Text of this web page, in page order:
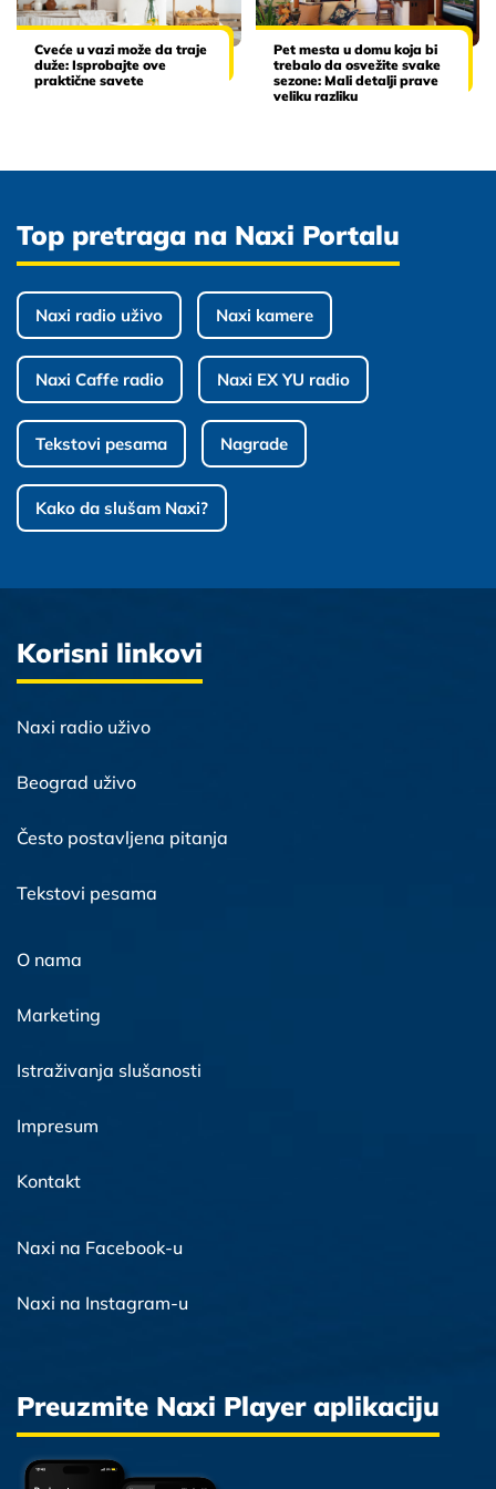
Cveće u vazi može da traje
duže: Isprobajte ove
praktične savete
Pet mesta u domu koja bi
trebalo da osvežite svake
sezone: Mali detalji prave
veliku razliku
Top pretraga na Naxi Portalu
Naxi radio uživo Naxi kamere
Naxi Caffe radio Naxi EX YU radio
Tekstovi pesama Nagrade
Kako da slušam Naxi?
Korisni linkovi
Naxi radio uživo
Beograd uživo
Često postavljena pitanja
Tekstovi pesama
O nama
Marketing
Istraživanja slušanosti
Impresum
Kontakt
Naxi na Facebook-u
Naxi na Instagram-u
Preuzmite Naxi Player aplikaciju